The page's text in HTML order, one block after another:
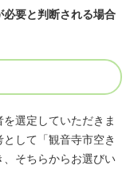
要と判断される場合
選定していただきま
して「観音寺市空き
そちらからお選びい